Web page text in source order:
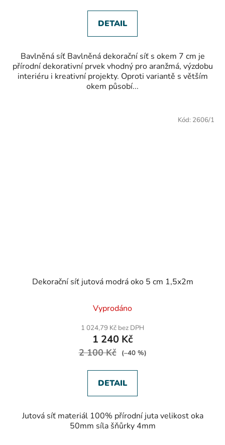
DETAIL
Bavlněná síť Bavlněná dekorační síť s okem 7 cm je
přírodní dekorativní prvek vhodný pro aranžmá, výzdobu
interiéru i kreativní projekty. Oproti variantě s větším
okem působí...
Dekorační síť jutová modrá oko 5 cm 1,5x2m
Vyprodáno
1 024,79 Kč bez DPH
1 240 Kč
2 100 Kč (–40 %)
DETAIL
Jutová síť materiál 100% přírodní juta velikost oka
50mm síla šňůrky 4mm
Kód: 2606/1